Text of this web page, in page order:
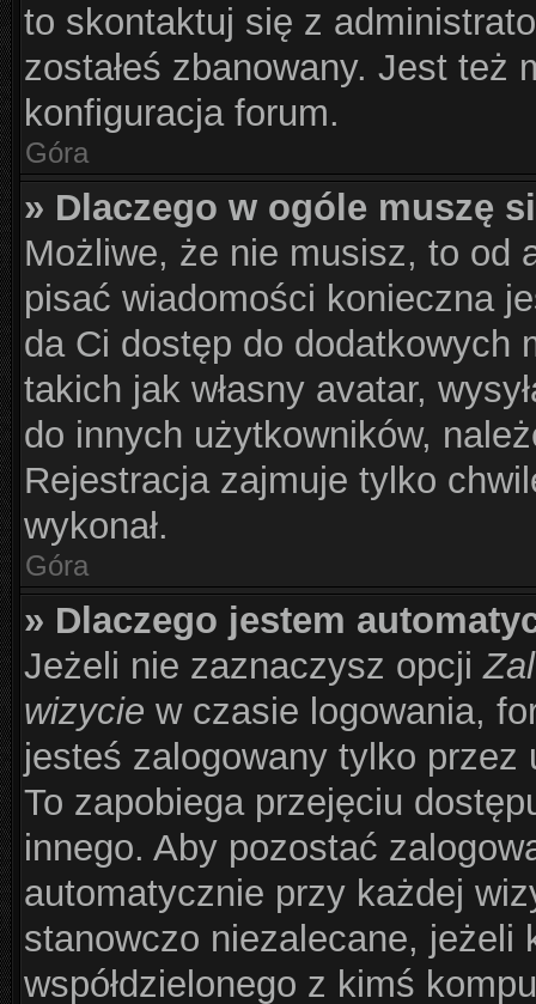
to skontaktuj się z
zostałeś zbanowany. Jest też
konfiguracja forum.
Góra
» Dlaczego w ogóle muszę
Możliwe, że nie musisz, to od
pisać wiadomości konieczna
da Ci dostęp do dodatkowych
takich jak własny avatar,
do innych użytkowników,
Rejestracja zajmuje tylko
wykonał.
Góra
» Dlaczego jestem
Jeżeli nie zaznaczysz opcji
wizycie w czasie logowania,
jesteś zalogowany tylko
To zapobiega przejęciu
innego. Aby pozostać
automatycznie przy każdej
stanowczo niezalecane, jeżeli
współdzielonego z kimś